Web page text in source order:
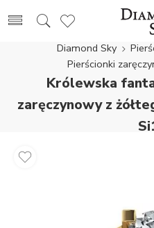
Diamond Sky
Pierścionki
Królewska
zaręczynowy z